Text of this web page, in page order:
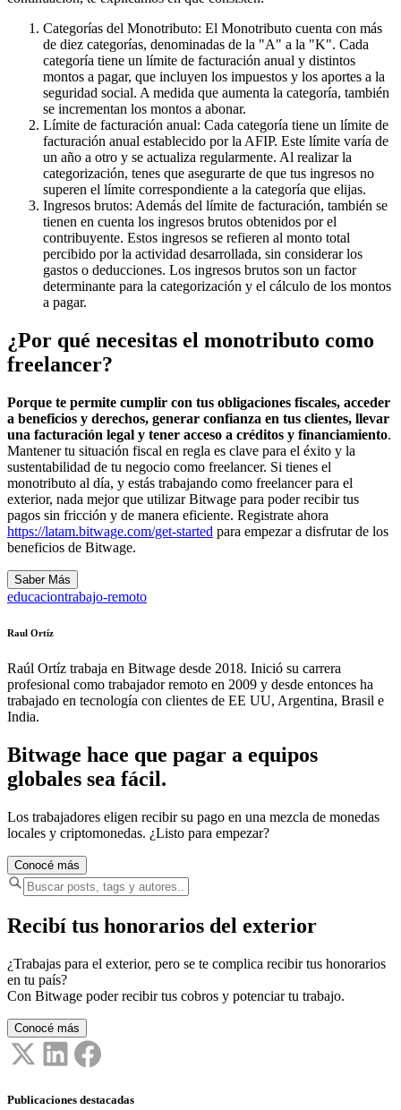
Categorías del Monotributo: El Monotributo cuenta con más
de diez categorías, denominadas de la "A" a la "K". Cada
categoría tiene un límite de facturación anual y distintos
montos a pagar, que incluyen los impuestos y los aportes a la
seguridad social. A medida que aumenta la categoría, también
se incrementan los montos a abonar.
Límite de facturación anual: Cada categoría tiene un límite de
facturación anual establecido por la AFIP. Este límite varía de
un año a otro y se actualiza regularmente. Al realizar la
categorización, tenes que asegurarte de que tus ingresos no
superen el límite correspondiente a la categoría que elijas.
Ingresos brutos: Además del límite de facturación, también se
tienen en cuenta los ingresos brutos obtenidos por el
contribuyente. Estos ingresos se refieren al monto total
percibido por la actividad desarrollada, sin considerar los
gastos o deducciones. Los ingresos brutos son un factor
determinante para la categorización y el cálculo de los montos
a pagar.
¿Por qué necesitas el monotributo como
freelancer?
Porque te permite cumplir con tus obligaciones fiscales, acceder
a beneficios y derechos, generar confianza en tus clientes, llevar
una facturación legal y tener acceso a créditos y financiamiento.
Mantener tu situación fiscal en regla es clave para el éxito y la
sustentabilidad de tu negocio como freelancer. Si tienes el
monotributo al día, y estás trabajando como freelancer para el
exterior, nada mejor que utilizar Bitwage para poder recibir tus
pagos sin fricción y de manera eficiente. Registrate ahora
https://latam.bitwage.com/get-started para empezar a disfrutar de los
beneficios de Bitwage.
Saber Más
educaciontrabajo-remoto
Raul Ortíz
Raúl Ortíz trabaja en Bitwage desde 2018. Inició su carrera
profesional como trabajador remoto en 2009 y desde entonces ha
trabajado en tecnología con clientes de EE UU, Argentina, Brasil e
India.
Bitwage hace que pagar a equipos
globales sea fácil.
Los trabajadores eligen recibir su pago en una mezcla de monedas
locales y criptomonedas. ¿Listo para empezar?
Conocé más
Recibí tus honorarios del exterior
¿Trabajas para el exterior, pero se te complica recibir tus honorarios
en tu país?
Con Bitwage poder recibir tus cobros y potenciar tu trabajo.
Conocé más
Publicaciones destacadas